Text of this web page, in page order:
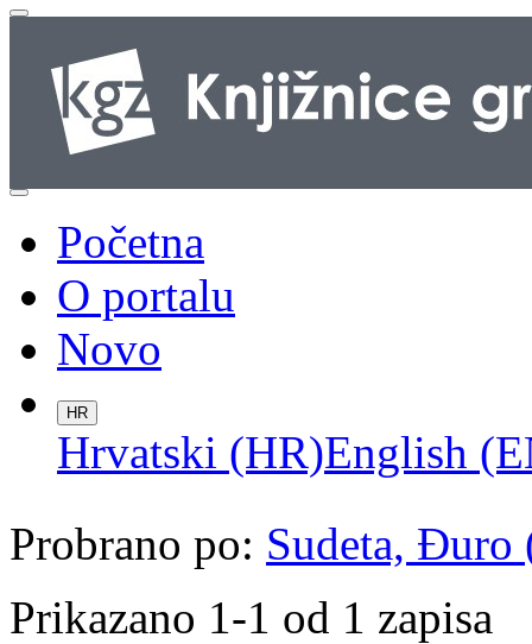
Početna
O portalu
Novo
HR
Hrvatski (HR)English
Probrano po: Sudeta, Đuro
Prikazano 1-1 od 1 zapisa